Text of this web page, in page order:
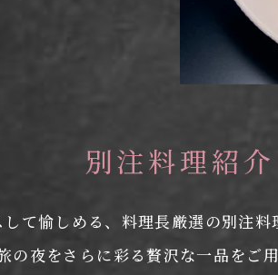
別注料理紹介
て愉しめる、料理長厳選の別注料
の夜をさらに彩る贅沢な一品をご